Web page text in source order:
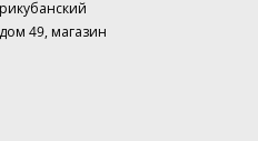
49, магазин